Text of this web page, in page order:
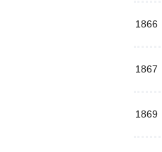
1866
1867
1869